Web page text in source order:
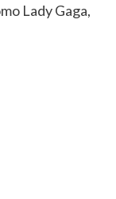
Lady Gaga,